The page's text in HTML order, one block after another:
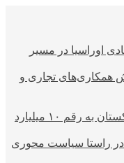
اوراسیا در مسیر
همکاری‌های تجاری و
افزایش حجم تجارت بین ایران و پاکستان به رقم ۱۰ میلیارد
در راستا سیاست محوری